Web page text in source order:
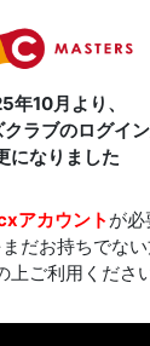
年10月より、
ラブのログイ
になりました
アカウント が必
だお持ちでない
上ご利用ください